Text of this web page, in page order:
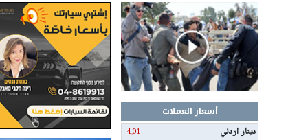
أسعار العملات
دينار اردني
4.01